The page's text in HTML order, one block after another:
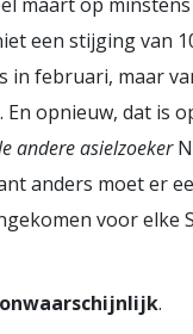
een stijging van
in februari, maar
En opnieuw, dat is
andere asielzoeker
anders moet er
voor elke
.